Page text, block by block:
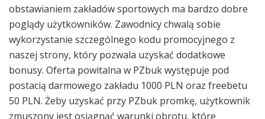
obstawianiem zakładów sportowych ma bardzo dobre
poglądy użytkowników. Zawodnicy chwalą sobie
wykorzystanie szczególnego kodu promocyjnego z
naszej strony, który pozwala uzyskać dodatkowe
bonusy. Oferta powitalna w PZbuk występuje pod
postacią darmowego zakładu 1000 PLN oraz freebetu
50 PLN. Żeby uzyskać przy PZbuk promkę, użytkownik
zmuszony jest osiągnąć warunki obrotu, które